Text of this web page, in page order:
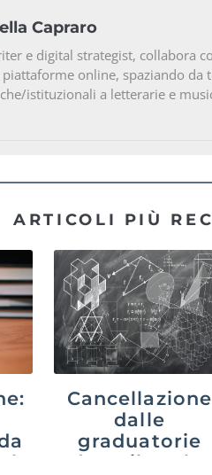
Capraro
e digital strategist, collabora
piattaforme online, spaziando da
istituzionali a letterarie e
ARTICOLI PIÙ
Cancellazione
dalle
graduatorie
dopo il ruolo: